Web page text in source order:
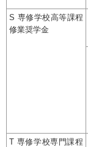
S 専修学校高等課程
修業奨学金
T 専修学校専門課程